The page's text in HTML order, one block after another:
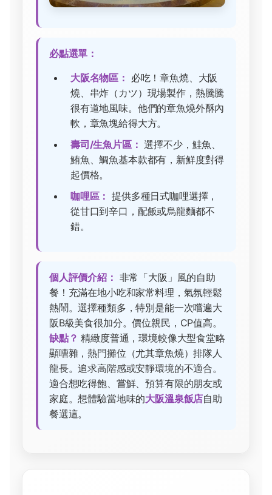
必點選單：
大阪名物區： 必吃！章魚燒、大阪
燒、串炸（カツ）現場製作，熱騰騰
很有道地風味。他們的章魚燒外酥內
軟，章魚塊給得大方。
壽司/生魚片區： 選擇不少，鮭魚、
鮪魚、鯛魚基本款都有，新鮮度對得
起價格。
咖哩區： 提供多種日式咖哩選擇，
從甘口到辛口，配飯或烏龍麵都不
錯。
個人評價介紹： 非常「大阪」風的自助
餐！充滿在地小吃和家常料理，氣氛輕鬆
熱鬧。選擇種類多，特別是能一次嚐遍大
阪B級美食很加分。價位親民，CP值高。
缺點？ 精緻度普通，環境較像大型食堂略
顯嘈雜，熱門攤位（尤其章魚燒）排隊人
龍長。追求高階感或安靜環境的不適合。
適合想吃得飽、嘗鮮、預算有限的朋友或
家庭。想體驗當地味的大阪溫泉飯店自助
餐選這。